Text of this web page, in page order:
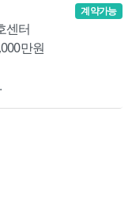
센터
만원
계약가능